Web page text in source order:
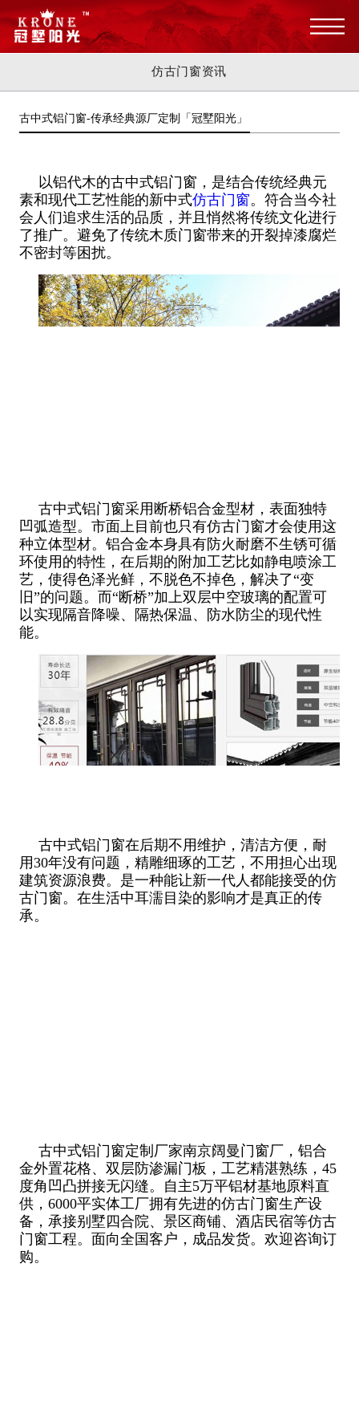
仿古门窗资讯
古中式铝门窗-传承经典源厂定制「冠墅阳光」
以铝代木的古中式铝门窗，是结合传统经典元
素和现代工艺性能的新中式仿古门窗。符合当今社
会人们追求生活的品质，并且悄然将传统文化进行
了推广。避免了传统木质门窗带来的开裂掉漆腐烂
不密封等困扰。
古中式铝门窗采用断桥铝合金型材，表面独特
凹弧造型。市面上目前也只有仿古门窗才会使用这
种立体型材。铝合金本身具有防火耐磨不生锈可循
环使用的特性，在后期的附加工艺比如静电喷涂工
艺，使得色泽光鲜，不脱色不掉色，解决了“变
旧”的问题。而“断桥”加上双层中空玻璃的配置可
以实现隔音降噪、隔热保温、防水防尘的现代性
能。
古中式铝门窗在后期不用维护，清洁方便，耐
用30年没有问题，精雕细琢的工艺，不用担心出现
建筑资源浪费。是一种能让新一代人都能接受的仿
古门窗。在生活中耳濡目染的影响才是真正的传
承。
古中式铝门窗定制厂家南京阔曼门窗厂，铝合
金外置花格、双层防渗漏门板，工艺精湛熟练，45
度角凹凸拼接无闪缝。自主5万平铝材基地原料直
供，6000平实体工厂拥有先进的仿古门窗生产设
备，承接别墅四合院、景区商铺、酒店民宿等仿古
门窗工程。面向全国客户，成品发货。欢迎咨询订
购。